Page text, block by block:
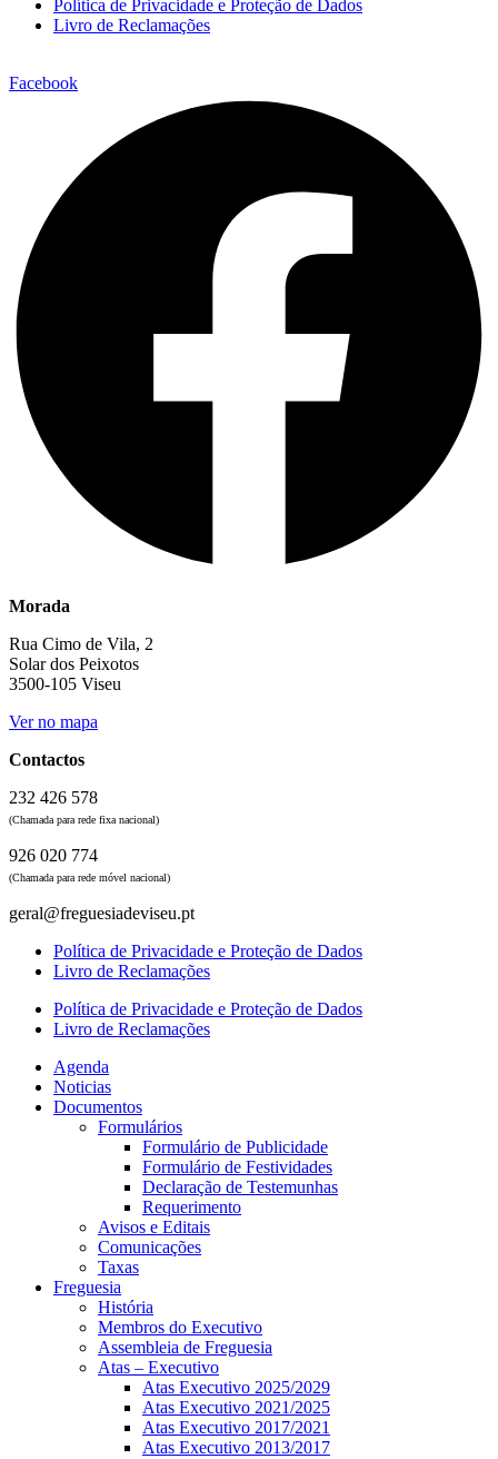
Política de Privacidade e Proteção de Dados
Livro de Reclamações
Facebook
Morada
Rua Cimo de Vila, 2
Solar dos Peixotos
3500-105 Viseu
Ver no mapa
Contactos
232 426 578
(Chamada para rede fixa nacional)
926 020 774
(Chamada para rede móvel nacional)
geral@freguesiadeviseu.pt
Política de Privacidade e Proteção de Dados
Livro de Reclamações
Política de Privacidade e Proteção de Dados
Livro de Reclamações
Agenda
Noticias
Documentos
Formulários
Formulário de Publicidade
Formulário de Festividades
Declaração de Testemunhas
Requerimento
Avisos e Editais
Comunicações
Taxas
Freguesia
História
Membros do Executivo
Assembleia de Freguesia
Atas – Executivo
Atas Executivo 2025/2029
Atas Executivo 2021/2025
Atas Executivo 2017/2021
Atas Executivo 2013/2017